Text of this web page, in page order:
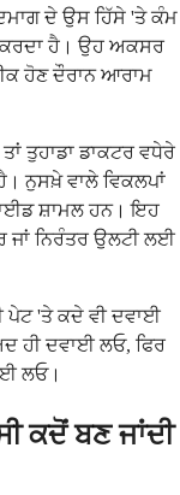
ਦੇ ਉਸ ਹਿੱਸੇ 'ਤੇ ਕੰਮ
ਕਰਦਾ ਹੈ। ਉਹ ਅਕਸਰ
ਹੋਣ ਦੌਰਾਨ ਆਰਾਮ
ਤੁਹਾਡਾ ਡਾਕਟਰ ਵਧੇਰੇ
ਨੁਸਖ਼ੇ ਵਾਲੇ ਵਿਕਲਪਾਂ
ਸ਼ਾਮਲ ਹਨ। ਇਹ
ਜਾਂ ਨਿਰੰਤਰ ਉਲਟੀ ਲਈ
ਪੇਟ 'ਤੇ ਕਦੇ ਵੀ ਦਵਾਈ
ਹੀ ਦਵਾਈ ਲਓ, ਫਿਰ
ਲਓ।
ਕਦੋਂ ਬਣ ਜਾਂਦੀ